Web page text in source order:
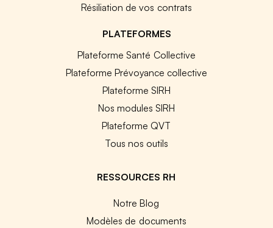
Résiliation de vos contrats
PLATEFORMES
Plateforme Santé Collective
Plateforme Prévoyance collective
Plateforme SIRH
Nos modules SIRH
Plateforme QVT
Tous nos outils
RESSOURCES RH
Notre Blog
Modèles de documents